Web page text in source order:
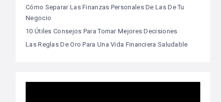
Cómo Separar Las Finanzas Personales De Las De Tu
Negocio
10 Útiles Consejos Para Tomar Mejores Decisiones
Las Reglas De Oro Para Una Vida Financiera Saludable